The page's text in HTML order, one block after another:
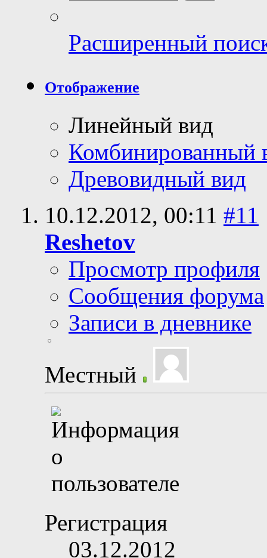
Расширенный
Отображение
Линейный вид
Комбинированный
Древовидный вид
10.12.2012, 00:11 #11
Reshetov
Просмотр профиля
Сообщения форума
Записи в дневнике
Местный
Регистрация
03.12.2012